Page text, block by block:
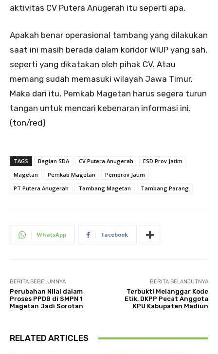
aktivitas CV Putera Anugerah itu seperti apa.
Apakah benar operasional tambang yang dilakukan
saat ini masih berada dalam koridor WIUP yang sah,
seperti yang dikatakan oleh pihak CV. Atau
memang sudah memasuki wilayah Jawa Timur.
Maka dari itu, Pemkab Magetan harus segera turun
tangan untuk mencari kebenaran informasi ini.
(ton/red)
TAGS Bagian SDA CV Putera Anugerah
ESD Prov Jatim
Magetan
Pemkab Magetan
Pemprov Jatim
PT Putera Anugerah
Tambang Magetan Tambang Parang
WhatsApp Facebook
BERITA SEBELUMNYA
Perubahan Nilai dalam
Proses PPDB di SMPN 1
Magetan Jadi Sorotan
BERITA SELANJUTNYA
Terbukti Melanggar Kode
Etik, DKPP Pecat Anggota
KPU Kabupaten Madiun
RELATED ARTICLES